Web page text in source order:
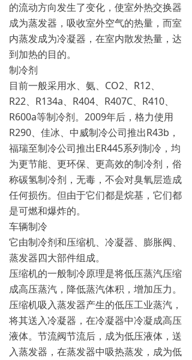
的流动方向发生了变化，使室外热交换器
成为蒸发器，吸收室外空气的热量，而室
内蒸发成为冷凝器，在室内散发热量，达
到加热的目的。
制冷剂
目前一般采用水、氨、CO2、R12、
R22、R134a、R404、R407C、R410、
R600a等制冷剂。2009年后，格力使用
R290、佳冰、中威制冷公司推出R43b，
福瑞至制冷公司推出ER445系列制冷，均
为更节能、更环保、更高效的制冷剂，俗
称碳氢制冷剂，无毒，不会对臭氧层造成
任何损伤。但由于它们都是烷基，它们都
是可燃和爆炸的。
车辆制冷
它由制冷剂和压缩机、冷凝器、膨胀阀、
蒸发器四大部件组成。
压缩机的一般制冷原理是将低压蒸汽压缩
成高压蒸汽，降低蒸汽体积，增加压力。
压缩机吸入蒸发器产生的低压工业蒸汽，
将其送入冷凝器，在冷凝器中冷凝成高压
液体。节流阀节流后，成为低压液体，送
入蒸发器，在蒸发器中吸热蒸发，成为低